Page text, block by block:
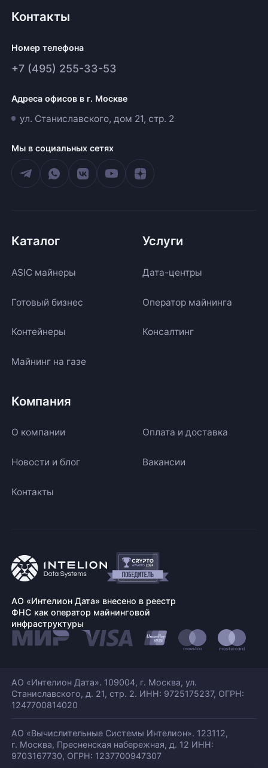
Контакты
Номер телефона
+7 (495) 255-33-53
Адреса офисов в г. Москве
ул. Станиславского, дом 21, стр. 2
Мы в социальных сетях
Каталог
ASIC майнеры
Готовый бизнес
Контейнеры
Майнинг на газе
Услуги
Дата-центры
Оператор майнинга
Консалтинг
Компания
О компании Оплата и доставка
Новости и блог Вакансии
Контакты
АО «Интелион Дата» внесено в реестр
ФНС как оператор майнинговой
инфраструктуры
АО «Интелион Дата». 109004, г. Москва, ул.
Станиславского, д. 21, стр. 2. ИНН: 9725175237, ОГРН:
1247700814020
АО «Вычислительные Системы Интелион». 123112,
г. Москва, Пресненская набережная, д. 12 ИНН:
9703167730, ОГРН: 1237700947307